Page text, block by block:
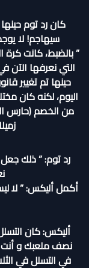
كان رد توم
سيهاجم! لا
” بالضبط، كانت كرة
حينها تم تغيير
اليوم، لكنه كان
من الخصم (حارس
رد توم: ” ذلك
أكمل أليكس: ” لا
أليكس: كان
نصف ملعبك و أنت
في التسلل في